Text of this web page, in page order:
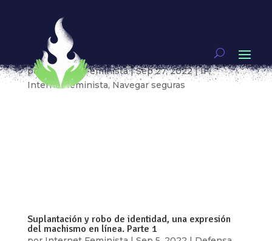
Suplantación y robo de identidad: entre el
tecnosolucionismo, el algoritmo selectivo y la
censura.
porInternet Feminista|Sep 27, 2022|IF,
Internet feminista, Navegar seguras
Suplantación y robo de identidad, una expresión
del machismo en línea. Parte 1